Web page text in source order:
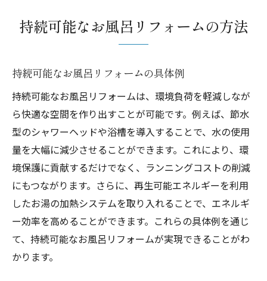
持続可能なお風呂リフォームの方法
持続可能なお風呂リフォームの具体例
持続可能なお風呂リフォームは、環境負荷を軽減しなが
ら快適な空間を作り出すことが可能です。例えば、節水
型のシャワーヘッドや浴槽を導入することで、水の使用
量を大幅に減少させることができます。これにより、環
境保護に貢献するだけでなく、ランニングコストの削減
にもつながります。さらに、再生可能エネルギーを利用
したお湯の加熱システムを取り入れることで、エネルギ
ー効率を高めることができます。これらの具体例を通じ
て、持続可能なお風呂リフォームが実現できることがわ
かります。